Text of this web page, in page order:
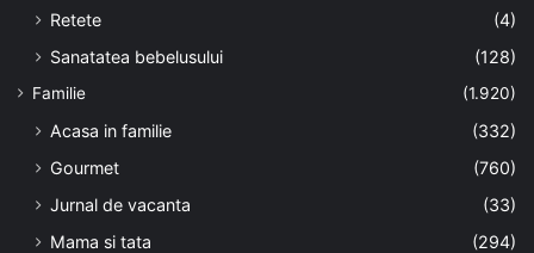
Retete
(4)
Sanatatea bebelusului
(128)
Familie (1.920)
Acasa in familie
(332)
Gourmet
(760)
Jurnal de vacanta
(33)
Mama si tata
(294)